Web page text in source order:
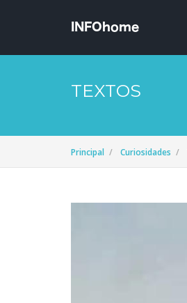
TEXTOS
Principal Curiosidades